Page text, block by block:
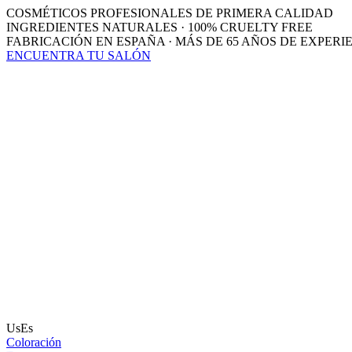
COSMÉTICOS PROFESIONALES DE PRIMERA CALIDAD
INGREDIENTES NATURALES · 100% CRUELTY FREE
FABRICACIÓN EN ESPAÑA · MÁS DE 65 AÑOS DE
ENCUENTRA TU SALÓN
UsEs
Coloración